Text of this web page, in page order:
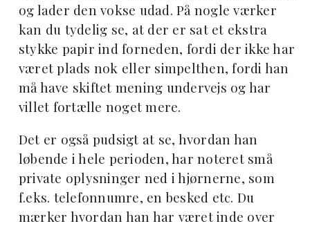
og lader den vokse udad. På nogle værker
kan du tydelig se, at der er sat et ekstra
stykke papir ind forneden, fordi der ikke har
været plads nok eller simpelthen, fordi han
må have skiftet mening undervejs og har
villet fortælle noget mere.
Det er også pudsigt at se, hvordan han
løbende i hele perioden, har noteret små
private oplysninger ned i hjørnerne, som
f.eks. telefonnumre, en besked etc. Du
mærker hvordan han har været inde over